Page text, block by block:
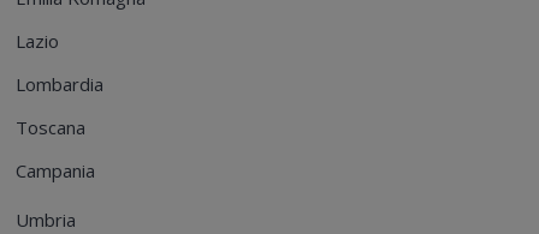
Lazio
Lombardia
Toscana
Campania
Umbria